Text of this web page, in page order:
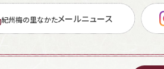
紀州梅の里なかたメールニュース